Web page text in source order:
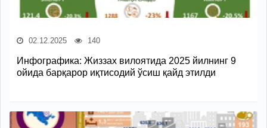
02.12.2025 140
Инфографика: Жиззах вилоятида 2025 йилнинг 9
ойида барқарор иқтисодий ўсиш қайд этилди